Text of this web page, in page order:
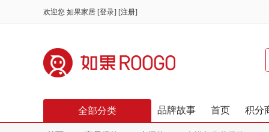
欢迎您 如果家居 [登录] [注册]
品牌故事 首页 积分
全部分类